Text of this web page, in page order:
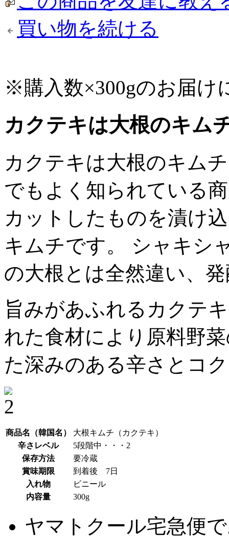
買い物を続ける
※購入数×300gのお届け
カクテキは大根のキム
カクテキは大根のキム
でもよく知られている
カットしたものを漬け
キムチです。 シャキシ
の大根とは全然違い、
旨みがあふれるカクテ
れた食材により原料野
た深みのある辛さとコ
商品名（韓国名）
大根キムチ（カクテキ）
辛さレベル
5段階中・・・2
保存方法
要冷蔵
賞味期限
到着後 7日
入れ物
ビニール
内容量
300g
ヤマトクール宅急便